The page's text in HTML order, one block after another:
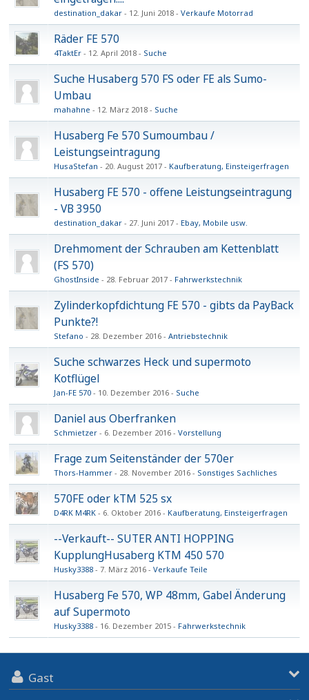
destination_dakar 12. Juni 2018 Verkaufe Motorrad
Räder FE 570
4TaktEr 12. April 2018 Suche
Suche Husaberg 570 FS oder FE als Sumo-
Umbau
mahahne 12. März 2018 Suche
Husaberg Fe 570 Sumoumbau /
Leistungseintragung
HusaStefan 20. August 2017 Kaufberatung, Einsteigerfragen
Husaberg FE 570 - offene Leistungseintragung
- VB 3950
destination_dakar 27. Juni 2017 Ebay, Mobile usw.
Drehmoment der Schrauben am Kettenblatt
(FS 570)
GhostInside 28. Februar 2017 Fahrwerkstechnik
Zylinderkopfdichtung FE 570 - gibts da PayBack
Punkte?!
Stefano 28. Dezember 2016 Antriebstechnik
Suche schwarzes Heck und supermoto
Kotflügel
Jan-FE 570 10. Dezember 2016 Suche
Daniel aus Oberfranken
Schmietzer 6. Dezember 2016 Vorstellung
Frage zum Seitenständer der 570er
Thors-Hammer 28. November 2016 Sonstiges Sachliches
570FE oder kTM 525 sx
D4RK M4RK 6. Oktober 2016 Kaufberatung, Einsteigerfragen
--Verkauft-- SUTER ANTI HOPPING
KupplungHusaberg KTM 450 570
Husky3388 7. März 2016 Verkaufe Teile
Husaberg Fe 570, WP 48mm, Gabel Änderung
auf Supermoto
Husky3388 16. Dezember 2015 Fahrwerkstechnik
Gast